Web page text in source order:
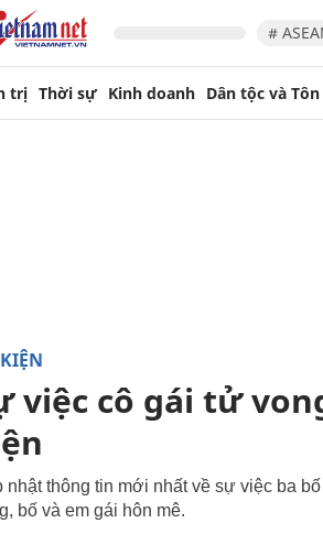
#
trị Thời sự Kinh doanh Dân tộc và
việc cô gái tử
nhật thông tin mới nhất về sự việc ba
bố và em gái hôn mê.